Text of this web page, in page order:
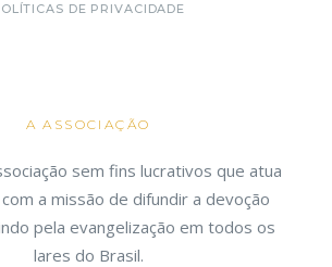
DE PRIVACIDADE
A ASSOCIAÇÃO
sem fins lucrativos que atua
a missão de difundir a devoção
pela evangelização em todos os
lares do Brasil.